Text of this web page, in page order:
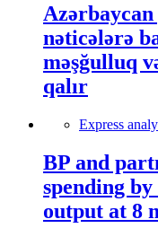
nəticələrə
məşğulluq
qalır
Express
BP and
spending
output at 8